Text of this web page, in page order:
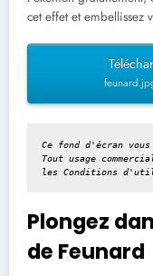
cet effet et embellissez
Ce fond d'écran
Tout usage
les Conditions
Plongez
de Feunard